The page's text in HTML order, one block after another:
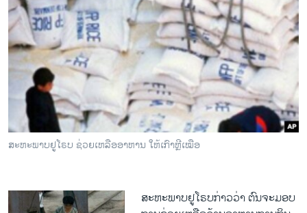
ອິດສະຫຼະພາບດ້ານການຂ່າວ
ຊີວິດຊາວລາວ
ຊຸມຊົນຊາວລາວ
ວິທະຍາສາດ-ເທັກໂນໂລຈີ
ທຸລະກິດ
ພາສາອັງກິດ
ລາຍການກະຈາຍສຽງ
ສະຫະພາບຢູໂຣບ ຊ່ວຍ​ເຫລືອ​ອາຫານ ໃຫ້​​ເກົາຫຼີເໝືອ
ສະຫະພາບຢູໂຣບກ່າວວ່າ ຕົນ​ຈະມອບ​